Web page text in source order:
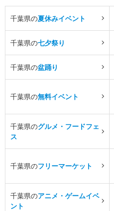
千葉県の夏休みイベント
千葉県の七夕祭り
千葉県の盆踊り
千葉県の無料イベント
千葉県のグルメ・フードフェ
ス
千葉県のフリーマーケット
千葉県のアニメ・ゲームイベ
ント